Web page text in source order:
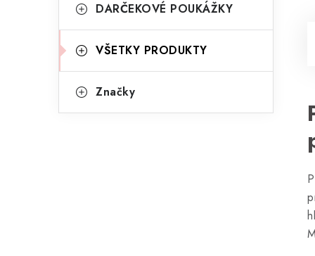
DARČEKOVÉ POUKÁŽKY
VŠETKY PRODUKTY
Značky